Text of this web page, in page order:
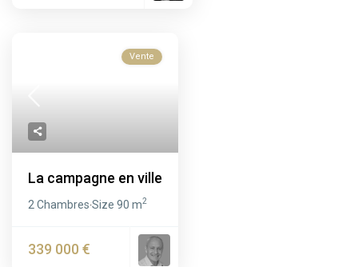
Vente
La campagne en ville
2 Chambres·Size90 m2
339 000 €